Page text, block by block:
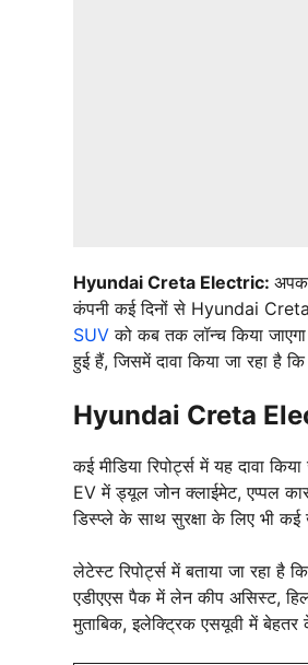
Hyundai Creta Electric:
कंपनी कई दिनों से Hyundai Creta
SUVको कब तक लॉन्च किया
हुई हैं, जिसमें दावा किया जा रहा
Hyundai Creta
कई मीडिया रिपोर्ट्स में यह दावा
EV में ड्यूल जोन क्लाईमेट, एप्पल
डिस्प्ले के साथ सुरक्षा के लिए भी कई
लेटेस्ट रिपोर्ट्स में बताया जा
एडीएएस पैक में लेन कीप असिस्ट,
मुताबिक, इलेक्ट्रिक एसयूवी में